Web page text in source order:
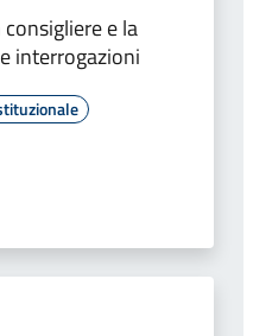
e la
interrogazioni